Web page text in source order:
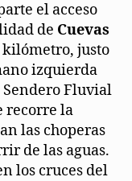
el acceso
de Cuevas
kilómetro, justo
izquierda
Fluvial
recorre la
las choperas
de las aguas.
los cruces del